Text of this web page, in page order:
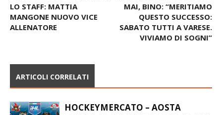
LO STAFF: MATTIA
MANGONE NUOVO VICE
ALLENATORE
MAI, BINO: “MERITIAMO
QUESTO SUCCESSO:
SABATO TUTTI A VARESE.
VIVIAMO DI SOGNI”
ARTICOLI CORRELATI
HOCKEYMERCATO – AOSTA